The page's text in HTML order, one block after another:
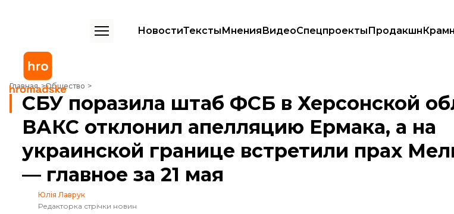
НовостиТекстыМненияВидеоСпецпроектыПродакшн
Главная Общество
СБУ поразила штаб ФСБ в Херсонской области, ВАКС отклонил апелляцию Ермака, а на украинской границе
СБУ поразила штаб ФСБ в Херсонской
ВАКС отклонил апелляцию Ермака, а на
украинской границе встретили прах
— главное за 21 мая
Юлія Лаврук
Редакторка стрічки новин